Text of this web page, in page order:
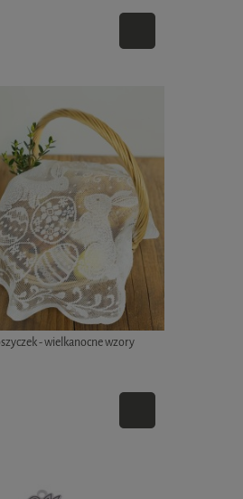
- wielkanocne wzory